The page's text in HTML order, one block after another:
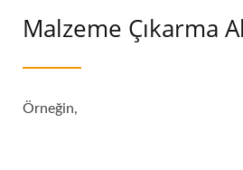
Malzeme Çıkarma
Örneğin,